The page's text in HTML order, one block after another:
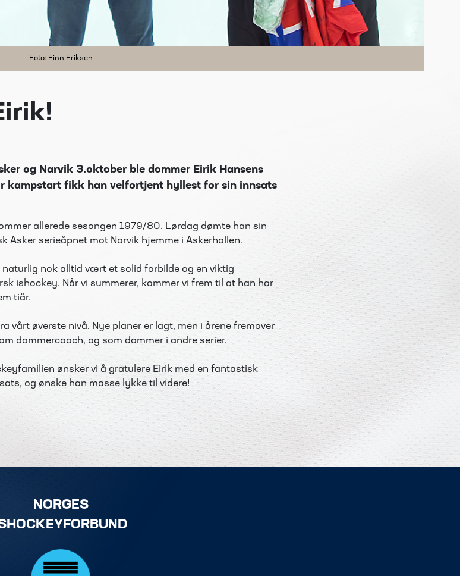
Foto: Finn Eriksen
og Narvik 3.oktober ble dommer Eirik Hansens
kampstart fikk han velfortjent hyllest for sin innsats
allerede sesongen 1979/80. Lørdag dømte han sin
Asker serieåpnet mot Narvik hjemme i Askerhallen.
naturlig nok alltid vært et solid forbilde og en viktig
ishockey. Når vi summerer, kommer vi frem til at han har
tiår.
vårt øverste nivå. Nye planer er lagt, men i årene fremover
dommercoach, og som dommer i andre serier.
ønsker vi å gratulere Eirik med en fantastisk
og ønske han masse lykke til videre!
NORGES